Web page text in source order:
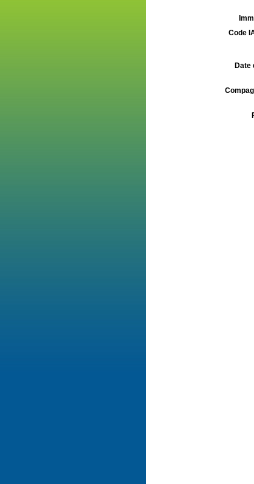
Code
Date